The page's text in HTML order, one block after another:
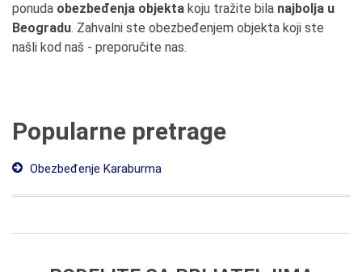
ponuda obezbeđenja objekta koju tražite bila najbolja u
Beogradu. Zahvalni ste obezbeđenjem objekta koji ste
našli kod naš - preporučite nas.
Popularne pretrage
Obezbeđenje Karaburma